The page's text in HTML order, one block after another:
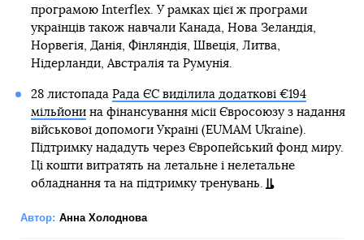
програмою Interflex. У рамках цієї ж програми
українців також навчали Канада, Нова Зеландія,
Норвегія, Данія, Фінляндія, Швеція, Литва,
Нідерланди, Австралія та Румунія.
28 листопада Рада ЄС виділила додаткові €194
мільйонина фінансування місії Євросоюзу з надання
військової допомоги Україні (EUMAM Ukraine).
Підтримку нададуть через Європейський фонд миру.
Ці кошти витратять на летальне і нелетальне
обладнання та на підтримку тренувань.
Автор: Анна Холоднова